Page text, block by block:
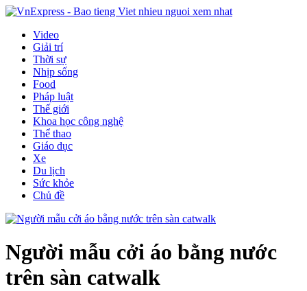
Video
Giải trí
Thời sự
Nhịp sống
Food
Pháp luật
Thế giới
Khoa học công nghệ
Thể thao
Giáo dục
Xe
Du lịch
Sức khỏe
Chủ đề
Người mẫu cởi áo bằng nước
trên sàn catwalk